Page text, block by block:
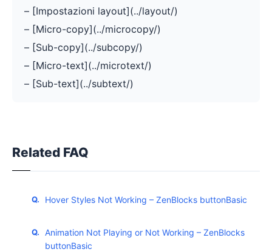
– [Impostazioni layout](../layout/)
– [Micro-copy](../microcopy/)
– [Sub-copy](../subcopy/)
– [Micro-text](../microtext/)
– [Sub-text](../subtext/)
Related FAQ
Hover Styles Not Working – ZenBlocks buttonBasic
Animation Not Playing or Not Working – ZenBlocks
buttonBasic